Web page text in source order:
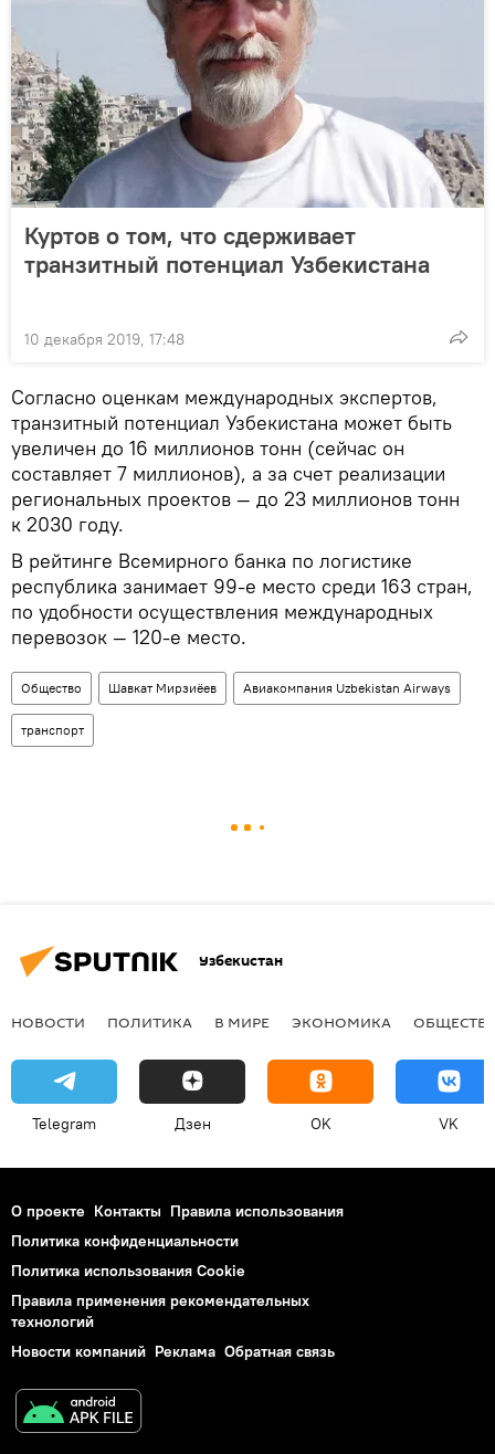
Куртов о том, что сдерживает
транзитный потенциал Узбекистана
10 декабря 2019, 17:48
Согласно оценкам международных экспертов,
транзитный потенциал Узбекистана может быть
увеличен до 16 миллионов тонн (сейчас он
составляет 7 миллионов), а за счет реализации
региональных проектов — до 23 миллионов тонн
к 2030 году.
В рейтинге Всемирного банка по логистике
республика занимает 99-е место среди 163 стран,
по удобности осуществления международных
перевозок — 120-е место.
Общество Шавкат Мирзиёев Авиакомпания Uzbekistan Airways
транспорт
Узбекистан
НОВОСТИ ПОЛИТИКА В МИРЕ ЭКОНОМИКА
Telegram Дзен OK VK
О проекте Контакты Правила использования
Политика конфиденциальности
Политика использования Cookie
Правила применения рекомендательных
технологий
Новости компаний Реклама Обратная связь